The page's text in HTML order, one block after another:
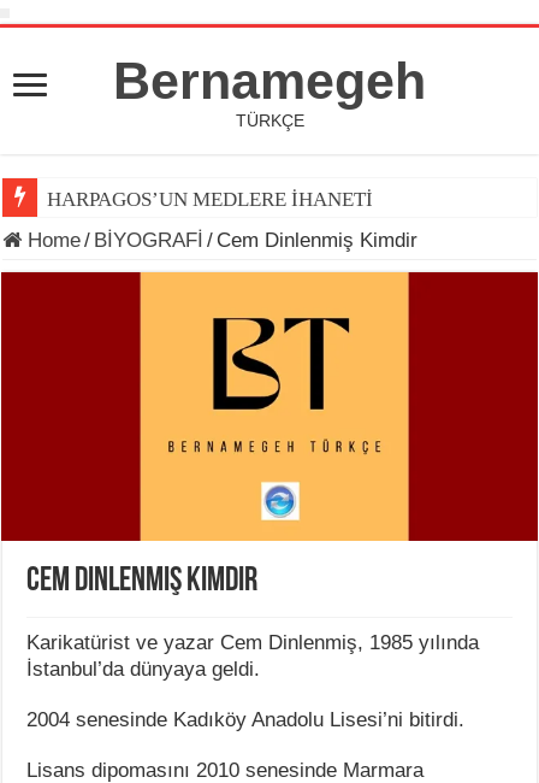
Bernamegeh
TÜRKÇE
HARPAGOS’UN MEDLERE İHANETİ
Home/ BİYOGRAFİ / Cem Dinlenmiş Kimdir
Cem Dinlenmiş Kimdir
Karikatürist ve yazar Cem Dinlenmiş, 1985 yılında
İstanbul’da dünyaya geldi.
2004 senesinde Kadıköy Anadolu Lisesi’ni bitirdi.
Lisans dipomasını 2010 senesinde Marmara